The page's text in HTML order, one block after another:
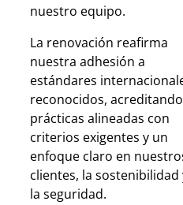
nuestro equipo.
La renovación reafirma
nuestra adhesión a
estándares
reconocidos, acreditando
prácticas alineadas con
criterios exigentes y un
enfoque claro en
clientes, la sostenibilidad
la seguridad.